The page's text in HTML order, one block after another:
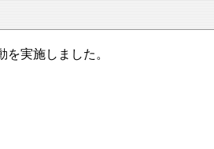
実施しました。